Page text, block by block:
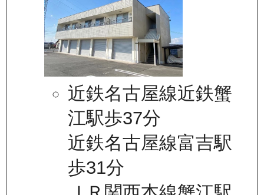
近鉄名古屋線近鉄蟹
江駅歩37分
近鉄名古屋線富吉駅
歩31分